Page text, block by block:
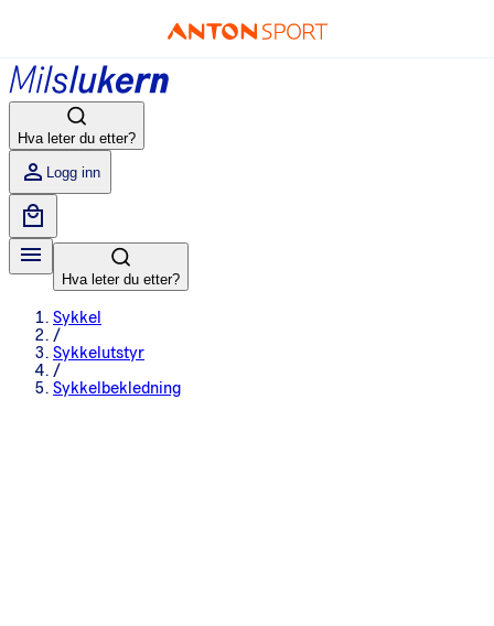
Hva leter du etter?
Logg inn
Hva leter du etter?
Sykkel
/
Sykkelutstyr
/
Sykkelbekledning